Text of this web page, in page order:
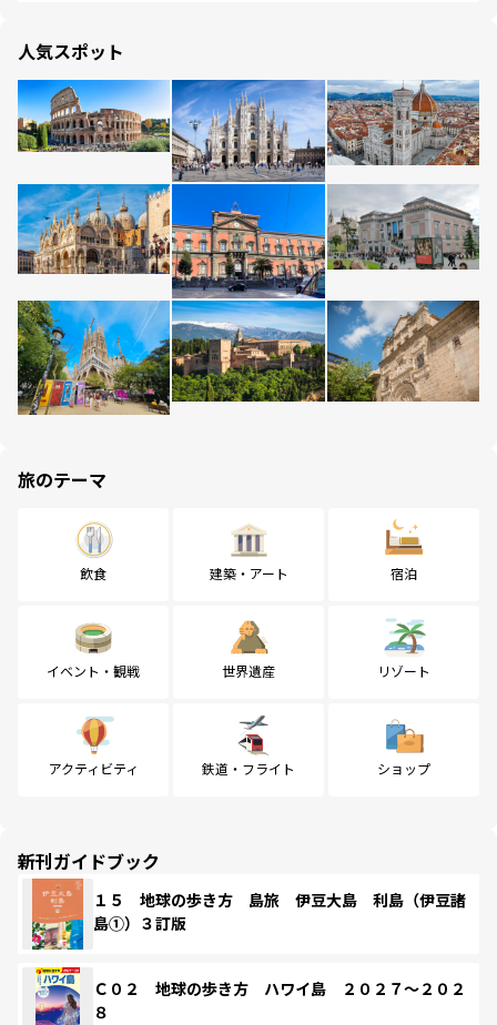
人気スポット
旅のテーマ
飲食 建築・アート 宿泊
イベント・観戦 世界遺産 リゾート
アクティビティ 鉄道・フライト ショップ
新刊ガイドブック
１５ 地球の歩き方 島旅 伊豆大島 利島（伊豆諸
島①）３訂版
Ｃ０２ 地球の歩き方 ハワイ島 ２０２７～２０２
８